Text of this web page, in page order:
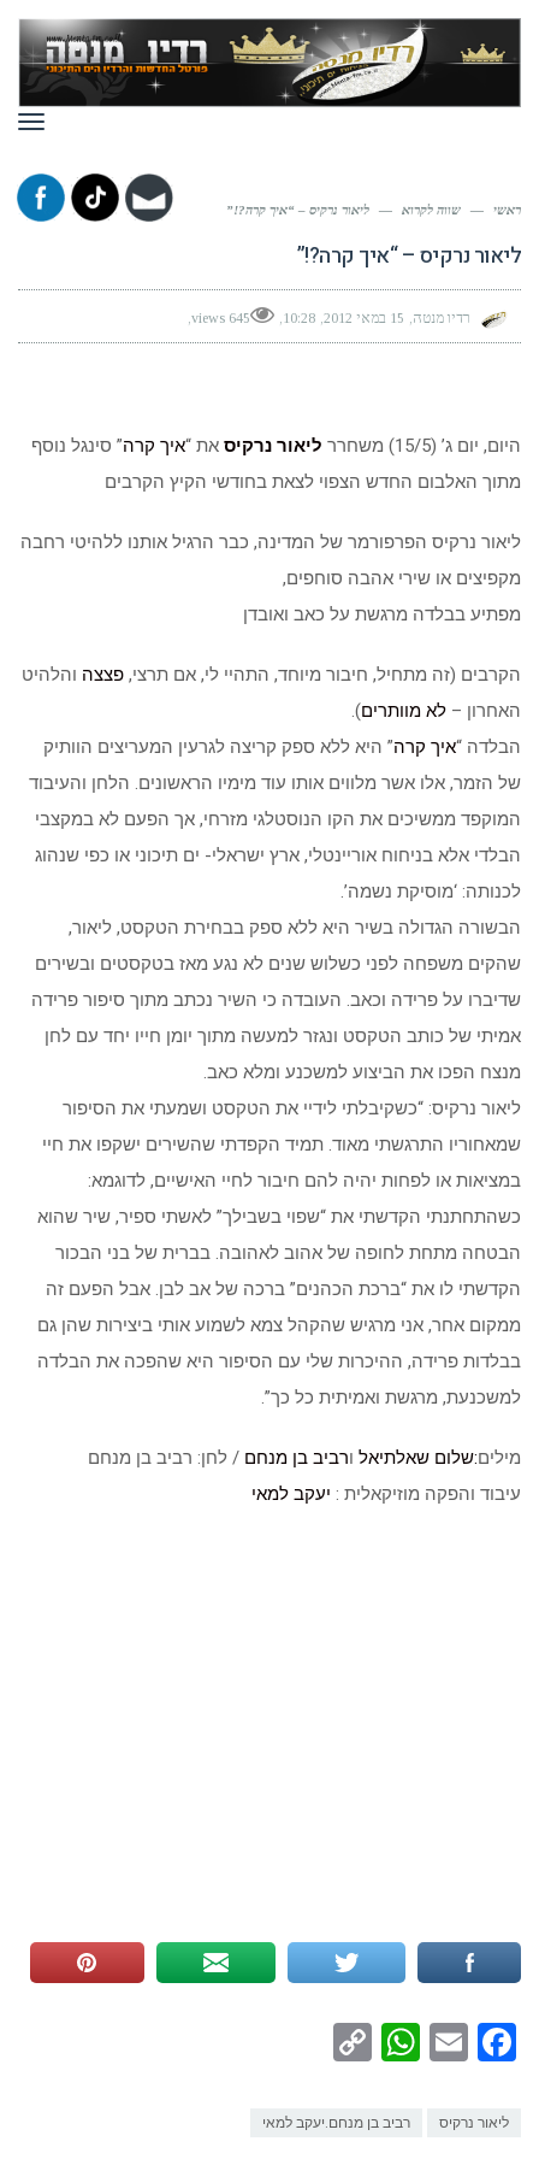
ראשי — שווה לקרוא — ליאור נרקיס – “איך קרה?!”
ליאור נרקיס – “איך קרה?!”
רדיו מנטה 15 במאי 2012 10:28
645 views
היום, יום ג’ (15/5) משחרר ליאור נרקיס את “איך קרה” סינגל נוסף
מתוך האלבום החדש הצפוי לצאת בחודשי הקיץ הקרבים
ליאור נרקיס הפרפורמר של המדינה, כבר הרגיל אותנו ללהיטי רחבה
מקפיצים או שירי אהבה סוחפים,
מפתיע בבלדה מרגשת על כאב ואובדן
הקרבים (זה מתחיל, חיבור מיוחד, התהיי לי, אם תרצי, פצצה והלהיט
האחרון – לא מוותרים).
הבלדה “איך קרה” היא ללא ספק קריצה לגרעין המעריצים הוותיק
של הזמר, אלו אשר מלווים אותו עוד מימיו הראשונים. הלחן והעיבוד
המוקפד ממשיכים את הקו הנוסטלגי מזרחי, אך הפעם לא במקצבי
הבלדי אלא בניחוח אוריינטלי, ארץ ישראלי- ים תיכוני או כפי שנהוג
לכנותה: ‘מוסיקת נשמה’.
הבשורה הגדולה בשיר היא ללא ספק בבחירת הטקסט, ליאור,
שהקים משפחה לפני כשלוש שנים לא נגע מאז בטקסטים ובשירים
שדיברו על פרידה וכאב. העובדה כי השיר נכתב מתוך סיפור פרידה
אמיתי של כותב הטקסט ונגזר למעשה מתוך יומן חייו יחד עם לחן
מנצח הפכו את הביצוע למשכנע ומלא כאב.
ליאור נרקיס: “כשקיבלתי לידיי את הטקסט ושמעתי את הסיפור
שמאחוריו התרגשתי מאוד. תמיד הקפדתי שהשירים ישקפו את חיי
במציאות או לפחות יהיה להם חיבור לחיי האישיים, לדוגמא:
כשהתחתנתי הקדשתי את “שפוי בשבילך” לאשתי ספיר, שיר שהוא
הבטחה מתחת לחופה של אהוב לאהובה. בברית של בני הבכור
הקדשתי לו את “ברכת הכהנים” ברכה של אב לבן. אבל הפעם זה
ממקום אחר, אני מרגיש שהקהל צמא לשמוע אותי ביצירות שהן גם
בבלדות פרידה, ההיכרות שלי עם הסיפור היא שהפכה את הבלדה
למשכנעת, מרגשת ואמיתית כל כך”.
מילים:שלום שאלתיאל ורביב בן מנחם / לחן: רביב בן מנחם
עיבוד והפקה מוזיקאלית : יעקב למאי
Facebook
Email
WhatsApp
ליאור נרקיס רביב בן מנחם.יעקב למאי